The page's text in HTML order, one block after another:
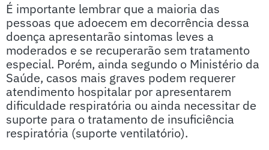
É importante lembrar que a maioria das
pessoas que adoecem em decorrência dessa
doença apresentarão sintomas leves a
moderados e se recuperarão sem tratamento
especial. Porém, ainda segundo o Ministério da
Saúde, casos mais graves podem requerer
atendimento hospitalar por apresentarem
dificuldade respiratória ou ainda necessitar de
suporte para o tratamento de insuficiência
respiratória (suporte ventilatório).